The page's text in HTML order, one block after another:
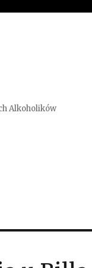
Alkoholików